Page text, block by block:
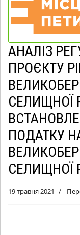
АНАЛІЗ
ПРОЄКТУ
СЕЛИЩНОЇ
ПОДАТКУ
СЕЛИЩНОЇ
19 травня 2021